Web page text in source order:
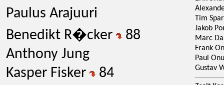
Paulus Arajuuri
Benedikt R�cker
88
Anthony Jung
Kasper Fisker
84
Tim
Jakob
Marc
Frank
Paul
Gustav